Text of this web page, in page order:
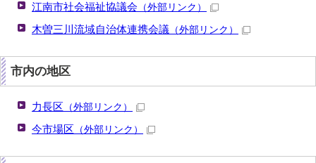
江南市社会福祉協議会 （外部リンク）
木曽三川流域自治体連携会議 （外部リンク）
市内の地区
力長区 （外部リンク）
今市場区 （外部リンク）